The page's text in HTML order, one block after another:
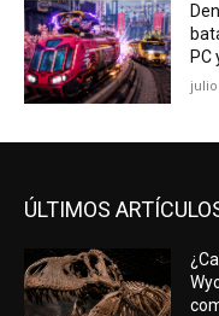
PC
julio
ÚLTIMOS